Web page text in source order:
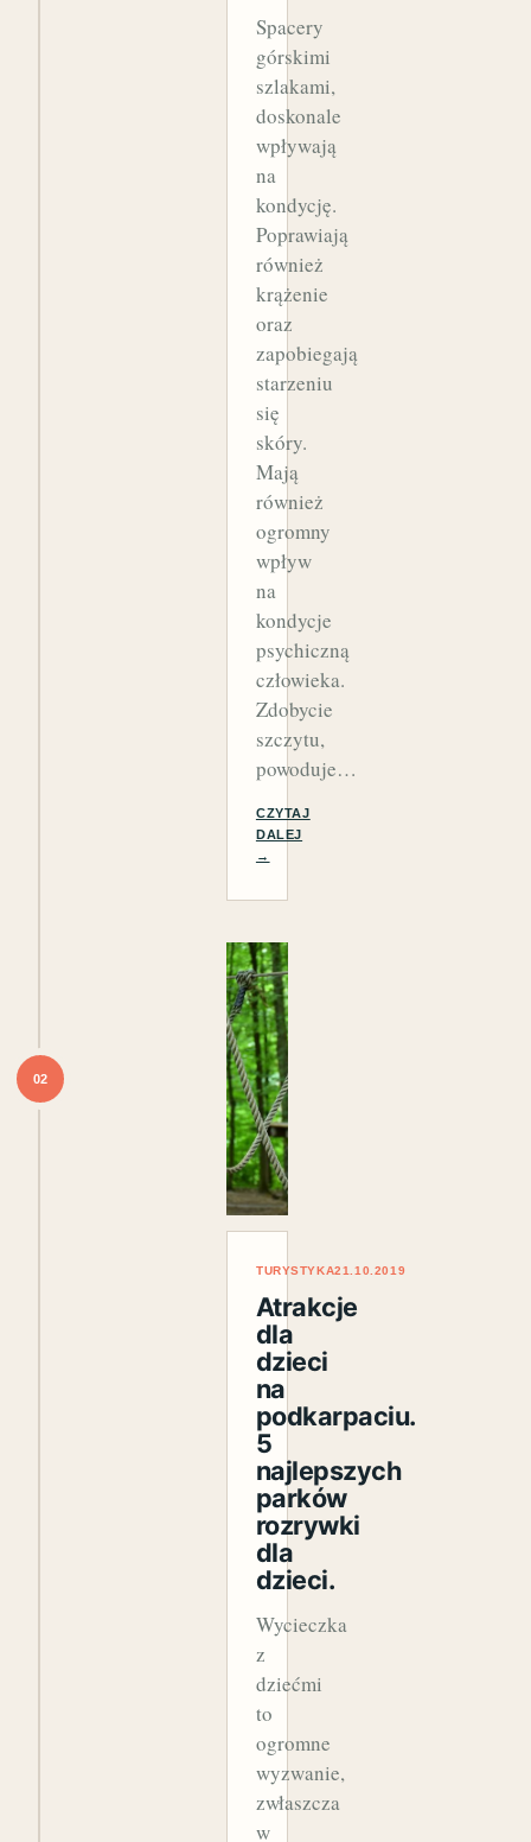
Spacery
górskimi
szlakami,
doskonale
wpływają
na
kondycję.
Poprawiają
również
krążenie
oraz
zapobiegają
starzeniu
się
skóry.
Mają
również
ogromny
wpływ
na
kondycje
psychiczną
człowieka.
Zdobycie
szczytu,
powoduje…
CZYTAJ
DALEJ
→
02
TURYSTYKA21.10.2019
Atrakcje
dla
dzieci
na
podkarpaciu.
5
najlepszych
parków
rozrywki
dla
dzieci.
Wycieczka
z
dziećmi
to
ogromne
wyzwanie,
zwłaszcza
w